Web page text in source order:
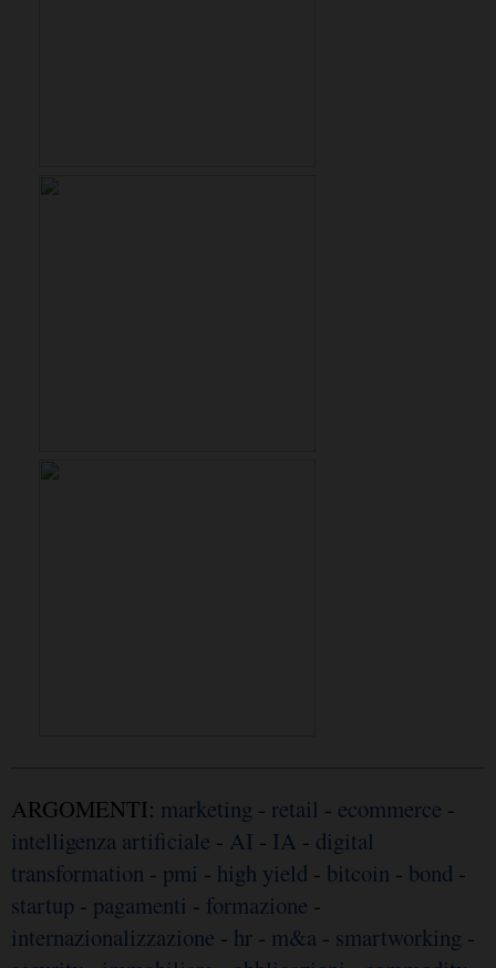
ARGOMENTI: marketing - retail - ecommerce -
intelligenza artificiale - AI - IA - digital
transformation - pmi - high yield - bitcoin - bond -
startup - pagamenti - formazione -
internazionalizzazione - hr - m&a - smartworking -